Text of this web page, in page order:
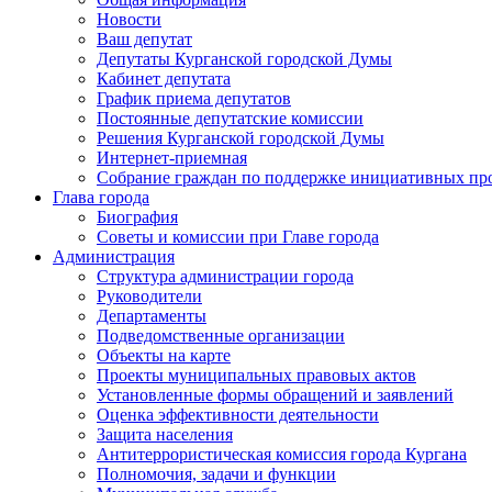
Новости
Ваш депутат
Депутаты Курганской городской Думы
Кабинет депутата
График приема депутатов
Постоянные депутатские комиссии
Решения Курганской городской Думы
Интернет-приемная
Собрание граждан по поддержке инициативных
Глава города
Биография
Советы и комиссии при Главе города
Администрация
Структура администрации города
Руководители
Департаменты
Подведомственные организации
Объекты на карте
Проекты муниципальных правовых актов
Установленные формы обращений и заявлений
Оценка эффективности деятельности
Защита населения
Антитеррористическая комиссия города Кургана
Полномочия, задачи и функции